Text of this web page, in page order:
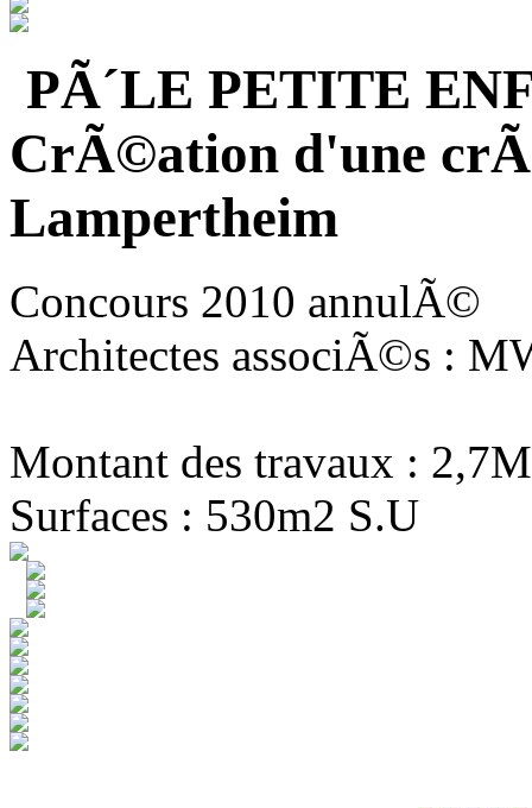
PÃ´LE PETITE
CrÃ©ation d'une
Lampertheim
Concours 2010 annulÃ©
Architectes associÃ©s :
Montant des travaux :
Surfaces : 530m2 S.U